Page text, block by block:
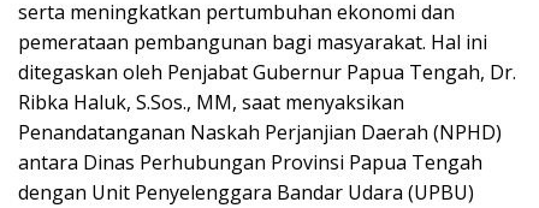
serta meningkatkan pertumbuhan ekonomi dan
pemerataan pembangunan bagi masyarakat. Hal ini
ditegaskan oleh Penjabat Gubernur Papua Tengah, Dr.
Ribka Haluk, S.Sos., MM, saat menyaksikan
Penandatanganan Naskah Perjanjian Daerah (NPHD)
antara Dinas Perhubungan Provinsi Papua Tengah
dengan Unit Penyelenggara Bandar Udara (UPBU)